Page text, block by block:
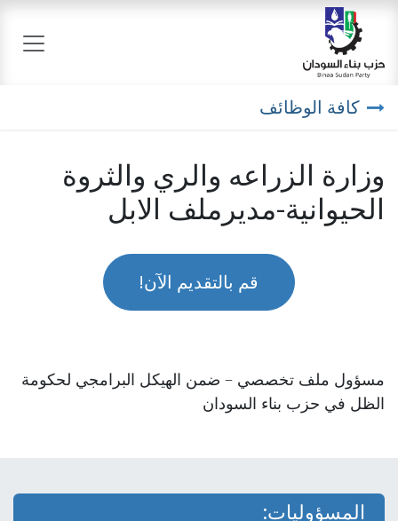
تخطي للذهاب إلى المحتوى
كافة الوظائف
وزارة الزراعه والري والثروة
الحيوانية-مديرملف الابل
قم بالتقديم الآن!
مسؤول ملف تخصصي – ضمن الهيكل البرامجي لحكومة
الظل في حزب بناء السودان
المسؤوليات: